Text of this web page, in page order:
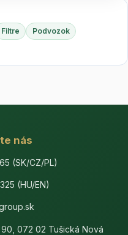
Filtre
Podvozok
nás
(SK/CZ/PL)
(HU/EN)
072 02 Tušická Nová